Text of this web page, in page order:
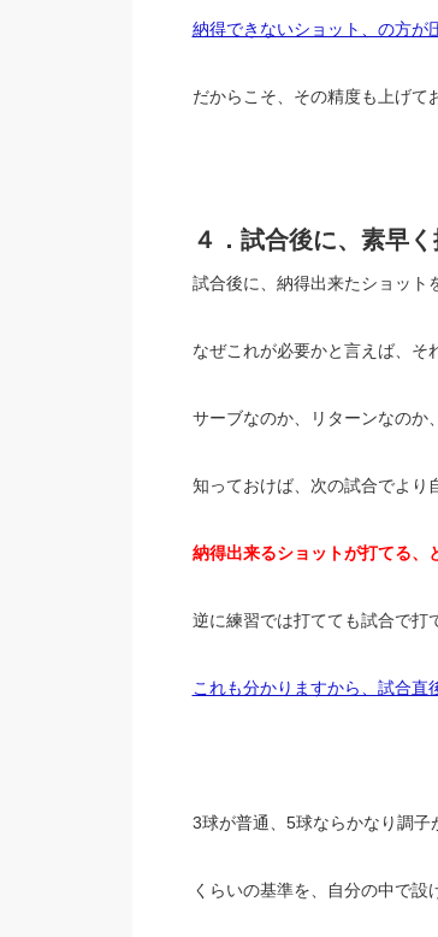
納得できないショット、の方が
だからこそ、その精度も上げて
４．試合後に、素早
試合後に、納得出来たショット
なぜこれが必要かと言えば、そ
サーブなのか、リターンなのか
知っておけば、次の試合でより
納得出来るショットが打てる、
逆に練習では打てても試合で打
これも分かりますから、試合直
3球が普通、5球ならかなり調子
くらいの基準を、自分の中で設